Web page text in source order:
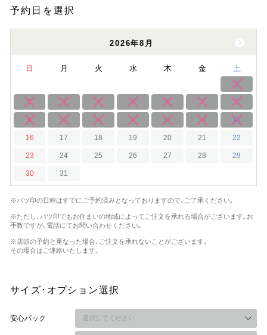
予約日を選択
2026年8月
日 月 火 水 木 金 土
1
2 3 4 5 6 7 8
9 10 11 12 13 14 15
16 17 18 19 20 21 22
23 24 25 26 27 28 29
30 31
※バツ印の日程はすでにご予約済みとなっておりますので､ご了承ください｡
※ただし､バツ印でもお住まいの地域によってご注文を承れる場合がございます｡ お
手数ですが､電話にてお問い合わせください｡
※店頭の予約と重なった場合､ご注文を承れないことがございます｡
その場合はご連絡いたします｡
サイズ･オプション選択
安心パック